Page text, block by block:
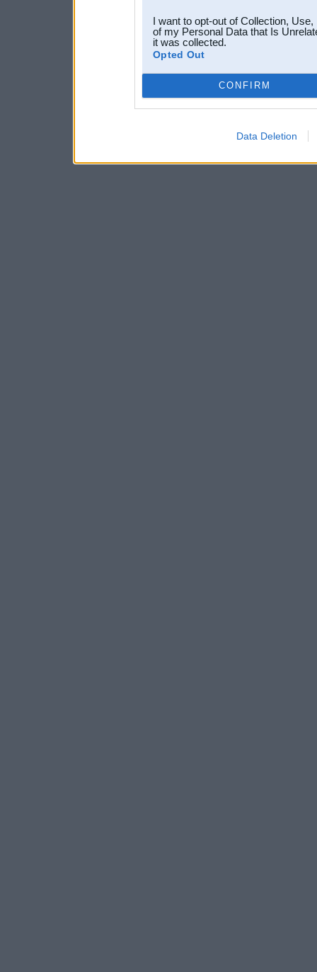
I want to opt-out of Collection,
of my Personal Data that Is
it was collected.
Opted Out
CONFIRM
Data Deletion